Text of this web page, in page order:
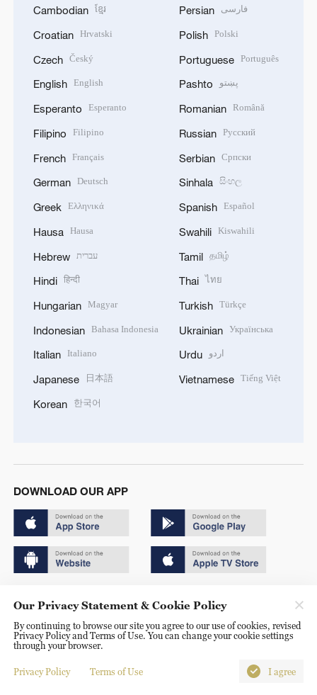
Cambodian ខ្មែរ
Croatian Hrvatski
Czech Český
English English
Esperanto Esperanto
Filipino Filipino
French Français
German Deutsch
Greek Ελληνικά
Hausa Hausa
Hebrew עברית
Hindi हिन्दी
Hungarian Magyar
Indonesian Bahasa Indonesia
Italian Italiano
Japanese 日本語
Korean 한국어
Persian فارسی
Polish Polski
Portuguese Português
Pashto پښتو
Romanian Română
Russian Русский
Serbian Српски
Sinhala සිංහල
Spanish Español
Swahili Kiswahili
Tamil தமிழ்
Thai ไทย
Turkish Türkçe
Ukrainian Українська
Urdu اردو
Vietnamese Tiếng Việt
DOWNLOAD OUR APP
京ICP备20000184号
京公网安备 11010502050052号
Disinformation report hotline: 010-85061466
Our Privacy Statement & Cookie Policy
By continuing to browse our site you agree to our use of cookies, revised
Privacy Policy and Terms of Use. You can change your cookie settings
through your browser.
Privacy Policy Terms of Use I agree